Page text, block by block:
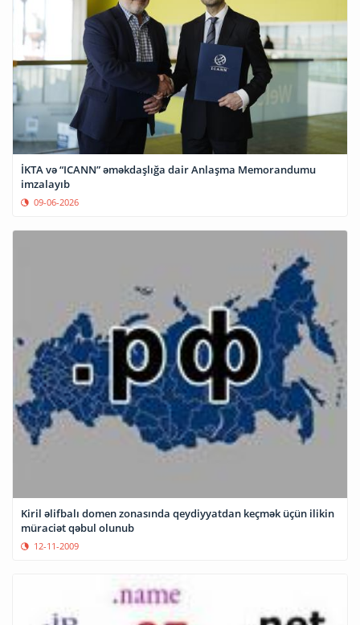
İKTA və “ICANN” əməkdaşlığa dair Anlaşma Memorandumu
imzalayıb
09-06-2026
Kiril əlifbalı domen zonasında qeydiyyatdan keçmək üçün ilikin
müraciət qəbul olunub
12-11-2009